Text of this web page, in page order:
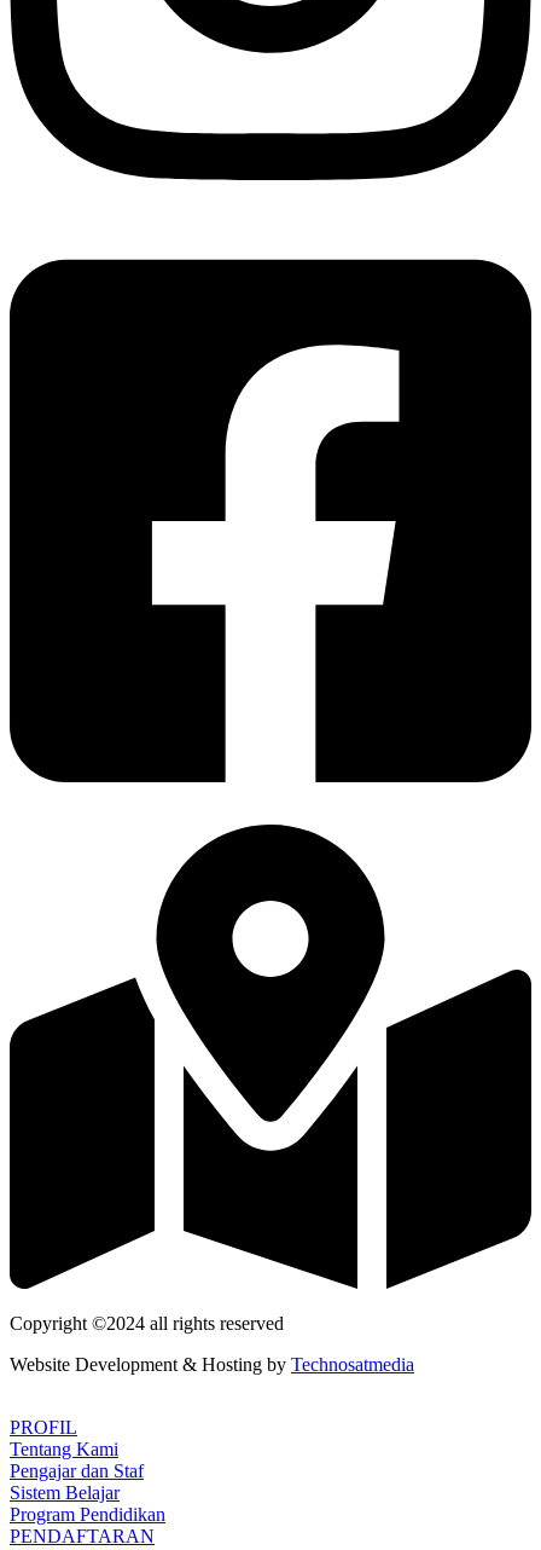
Copyright ©2024 all rights reserved
Website Development & Hosting by Technosatmedia
PROFIL
Tentang Kami
Pengajar dan Staf
Sistem Belajar
Program Pendidikan
PENDAFTARAN